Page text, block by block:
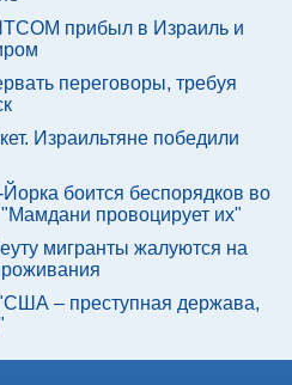
прибыл в Израиль и
переговоры, требуя
Израильтяне победили
боится беспорядков во
провоцирует их"
мигранты жалуются на
– преступная держава,